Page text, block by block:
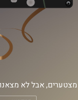
מצטערים, אבל לא